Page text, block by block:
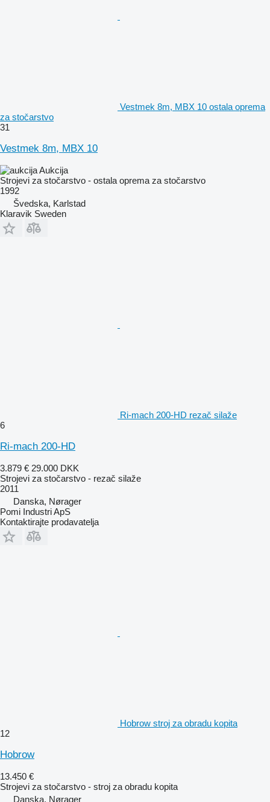
Vestmek 8m, MBX 10 ostala oprema
za stočarstvo
31
Vestmek 8m, MBX 10
Aukcija
Strojevi za stočarstvo - ostala oprema za stočarstvo
1992
Švedska, Karlstad
Klaravik Sweden
Ri-mach 200-HD rezač silaže
6
Ri-mach 200-HD
3.879 € 29.000 DKK
Strojevi za stočarstvo - rezač silaže
2011
Danska, Nørager
Pomi Industri ApS
Kontaktirajte prodavatelja
Hobrow stroj za obradu kopita
12
Hobrow
13.450 €
Strojevi za stočarstvo - stroj za obradu kopita
Danska, Nørager